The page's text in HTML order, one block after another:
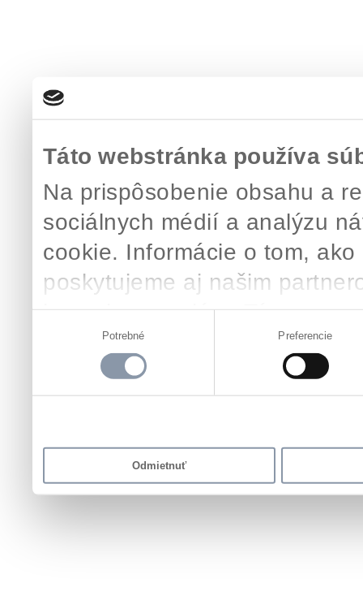
Táto webstránka používa
Na prispôsobenie obsahu a
sociálnych médií a analýzu
cookie. Informácie o tom,
poskytujeme aj našim
inzercie a analýzy. Títo
skombinovať s ďalšími
vás získali, keď ste používali
Potrebné Preferencie
Odmietnuť